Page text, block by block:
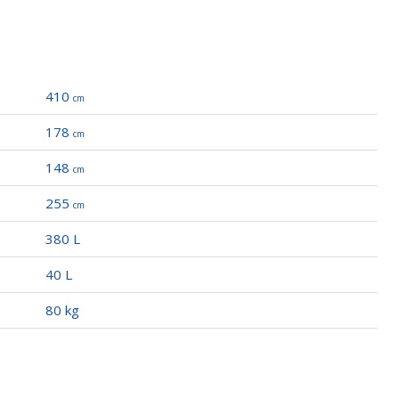
410cm
178cm
148cm
255cm
380 L
40 L
80 kg
Alluminio Sul Cruscotto